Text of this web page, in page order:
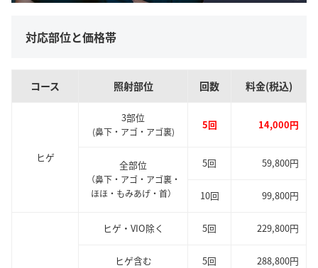
対応部位と価格帯
コース 照射部位 回数 料金(税込)
ヒゲ
3部位
(鼻下・アゴ・アゴ裏)
5回 14,000円
全部位
（鼻下・アゴ・アゴ裏・
ほほ・もみあげ・首）
5回 59,800円
10回 99,800円
ヒゲ・VIO除く 5回 229,800円
ヒゲ含む 5回 288,800円